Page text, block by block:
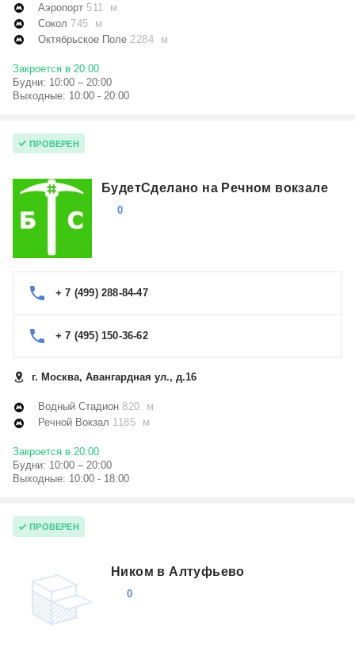
Аэропорт 511 м
Сокол 745 м
Октябрьское Поле 2284 м
Закроется в 20:00
Будни: 10:00 – 20:00
Выходные: 10:00 - 20:00
ПРОВЕРЕН
БудетСделано на Речном вокзале
0
+ 7 (499) 288-84-47
+ 7 (495) 150-36-62
г. Москва, Авангардная ул., д.16
Водный Стадион 820 м
Речной Вокзал 1185 м
Закроется в 20:00
Будни: 10:00 – 20:00
Выходные: 10:00 - 18:00
ПРОВЕРЕН
Ником в Алтуфьево
0